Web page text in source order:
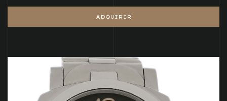
ADQUIRIR